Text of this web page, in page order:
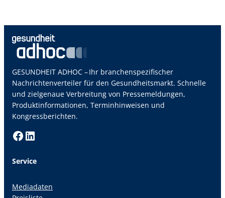
GESUNDHEIT ADHOC – Ihr branchenspezifischer
Nachrichtenverteiler für den Gesundheitsmarkt. Schnelle
und zielgenaue Verbreitung von Pressemeldungen,
Produktinformationen, Terminhinweisen und
Kongressberichten.
Facebook LinkedIn
Service
Mediadaten